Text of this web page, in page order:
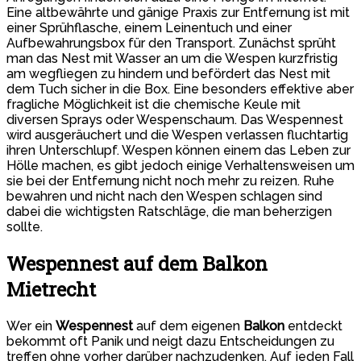
Eine altbewährte und gänige Praxis zur Entfernung ist mit
einer Sprühflasche, einem Leinentuch und einer
Aufbewahrungsbox für den Transport. Zunächst sprüht
man das Nest mit Wasser an um die Wespen kurzfristig
am wegfliegen zu hindern und befördert das Nest mit
dem Tuch sicher in die Box. Eine besonders effektive aber
fragliche Möglichkeit ist die chemische Keule mit
diversen Sprays oder Wespenschaum. Das Wespennest
wird ausgeräuchert und die Wespen verlassen fluchtartig
ihren Unterschlupf. Wespen können einem das Leben zur
Hölle machen, es gibt jedoch einige Verhaltensweisen um
sie bei der Entfernung nicht noch mehr zu reizen. Ruhe
bewahren und nicht nach den Wespen schlagen sind
dabei die wichtigsten Ratschläge, die man beherzigen
sollte.
Wespennest auf dem Balkon
Mietrecht
Wer ein Wespennestauf dem eigenen Balkon entdeckt
bekommt oft Panik und neigt dazu Entscheidungen zu
treffen ohne vorher darüber nachzudenken. Auf jeden Fall